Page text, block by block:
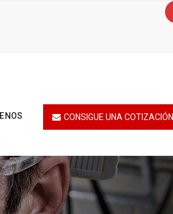
CONSIGUE UNA COTIZACIÓN